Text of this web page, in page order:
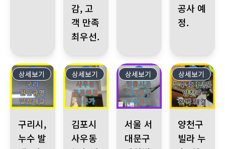
감, 고
객 만족
최우선.
공사 예
정.
411
상세보기
구리시,
누수 발
410
상세보기
김포시
사우동
409
상세보기
서울 서
대문구
408
상세보기
양천구
빌라 누